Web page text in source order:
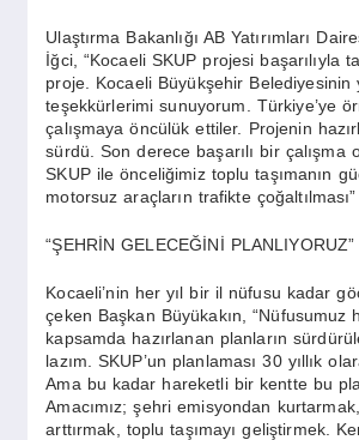
Ulaştırma Bakanlığı AB Yatırımları
İğci, “Kocaeli SKUP projesi başarılıyla
proje. Kocaeli Büyükşehir Belediyesinin
teşekkürlerimi sunuyorum. Türkiye’ye
çalışmaya öncülük ettiler. Projenin
sürdü. Son derece başarılı bir çalışma
SKUP ile önceliğimiz toplu taşımanın
motorsuz araçların trafikte çoğaltılması”
“ŞEHRİN GELECEĞİNİ PLANLIYORUZ”
Kocaeli’nin her yıl bir il nüfusu kadar
çeken Başkan Büyükakın, “Nüfusumuz
kapsamda hazırlanan planların
lazım. SKUP’un planlaması 30 yıllık
Ama bu kadar hareketli bir kentte bu
Amacımız; şehri emisyondan
arttırmak, toplu taşımayı geliştirmek.